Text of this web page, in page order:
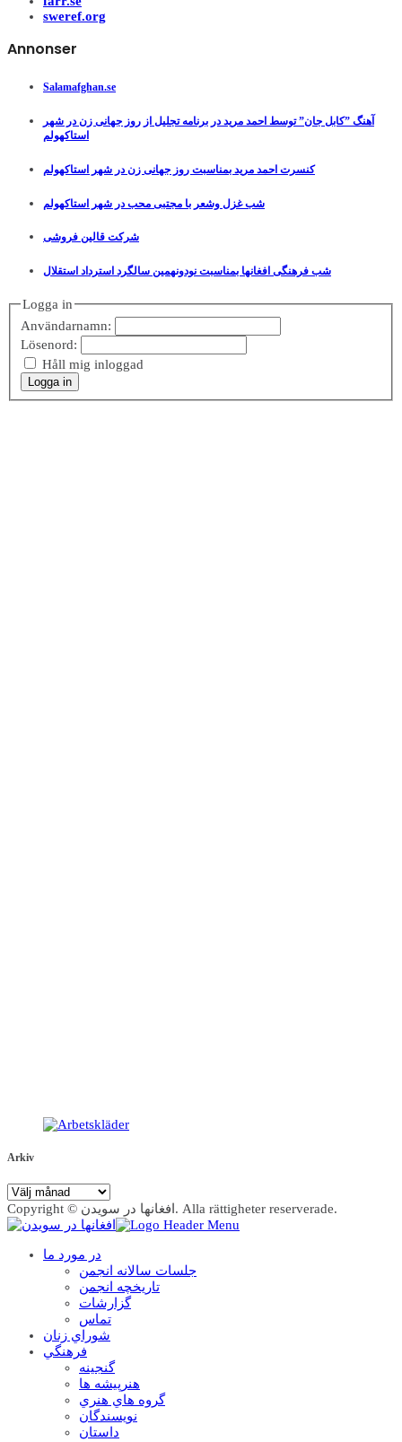
sweref.org
Annonser
Salamafghan.se
آهنگ ”کابل جان” توسط احمد مرید در برنامه تجلیل از روز جهانی زن در شهر
استاکهولم
کنسرت احمد مرید بمناسبت روز جهانی زن در شهر استاکهولم
شب غزل وشعر با مجتبی محب در شهر استاکهولم
شرکت قالین فروشی
شب فرهنگی افغانها بمناسبت نودونهمین سالگرد استرداد استقلال
Logga in
Användarnamn:
Lösenord:
Håll mig inloggad
Logga in
Arkiv
Arkiv
Copyright © افغانها در سویدن. Alla rättigheter reserverade.
در مورد ما
جلسات سالانه انجمن
تاریخچه انجمن
گزارشات
تماس
شوراي زنان
فرهنگي
گنجينه
هنرپيشه ها
گروه هاي هنري
نويسندگان
داستان